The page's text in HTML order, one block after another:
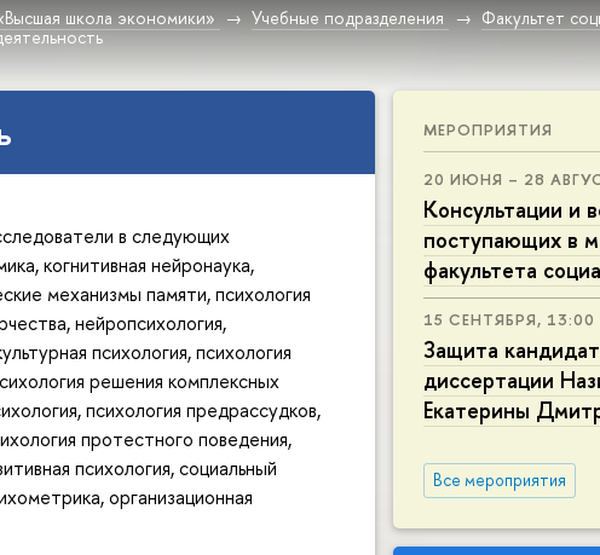
школа экономики» Учебные подразделения
Факультет
МЕРОПРИЯТИЯ
20 ИЮНЯ – 28
Консультации и
поступающих в
факультета
15 СЕНТЯБРЯ, 13:00
Защита
диссертации
Екатерины
Все мероприятия
в следующих
когнитивная нейронаука,
механизмы памяти, психология
нейропсихология,
психология, психология
решения комплексных
психология предрассудков,
протестного поведения,
психология, социальный
организационная